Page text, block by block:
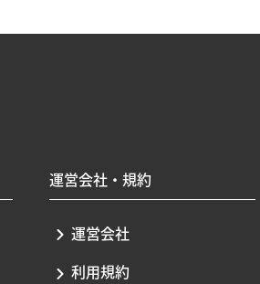
運営会社・規約
運営会社
利用規約